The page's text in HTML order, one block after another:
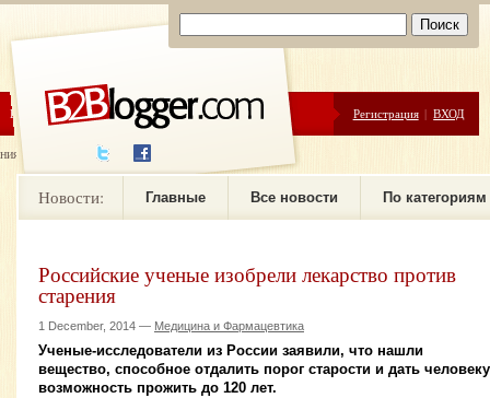
ЦЕНЫ ПОМОЩЬ Регистрация | ВХОД
новостей
Новости: Главные Все новости По категориям
Российские ученые изобрели лекарство против
старения
1 December, 2014 — Медицина и Фармацевтика
Ученые-исследователи из России заявили, что нашли
вещество, способное отдалить порог старости и дать человеку
возможность прожить до 120 лет.